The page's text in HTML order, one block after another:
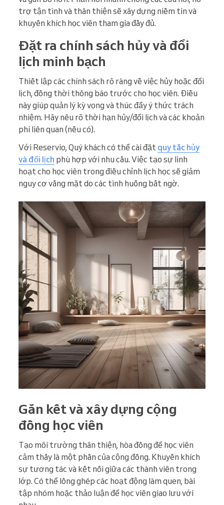
trợ tận tình và thân thiện sẽ xây dựng niềm tin và
khuyến khích học viên tham gia đầy đủ.
Đặt ra chính sách hủy và đổi
lịch minh bạch
Thiết lập các chính sách rõ ràng về việc hủy hoặc đổi
lịch, đồng thời thông báo trước cho học viên. Điều
này giúp quản lý kỳ vọng và thúc đẩy ý thức trách
nhiệm. Hãy nêu rõ thời hạn hủy/đổi lịch và các khoản
phí liên quan (nếu có).
Với Reservio, Quý khách có thể cài đặt quy tắc hủy
và đổi lịch phù hợp với nhu cầu. Việc tạo sự linh
hoạt cho học viên trong điều chỉnh lịch học sẽ giảm
nguy cơ vắng mặt do các tình huống bất ngờ.
Gắn kết và xây dựng cộng
đồng học viên
Tạo môi trường thân thiện, hòa đồng để học viên
cảm thấy là một phần của cộng đồng. Khuyến khích
sự tương tác và kết nối giữa các thành viên trong
lớp. Có thể lồng ghép các hoạt động làm quen, bài
tập nhóm hoặc thảo luận để học viên giao lưu với